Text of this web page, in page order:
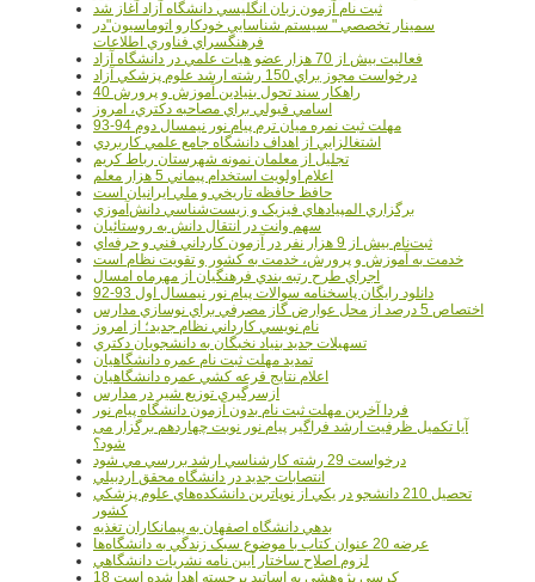
ثبت نام آزمون زبان انگليسي دانشگاه آزاد آغاز شد
سمينار تخصصي " سيستم شناسايي خودکارو اتوماسيون"در
فرهنگسراي فناوري اطلاعات
فعاليت بيش از 70 هزار عضو هيات علمي در دانشگاه آزاد
درخواست مجوز براي 150 رشته ارشد علوم پزشکي آزاد
40 راهکار سند تحول بنيادين آموزش و پرورش
اسامي قبولي براي مصاحبه دکتري، امروز
مهلت ثبت نمره میان ترم پیام نور نیمسال دوم 94-93
اشتغالزايي از اهداف دانشگاه جامع علمي کاربردي
تجليل از معلمان نمونه شهرستان رباط کريم
اعلام اولويت استخدام پيماني 5 هزار معلم
حافظ حافظه تاريخي و ملي ايرانيان است
برگزاري المپيادهاي فيزيک و زيست‌شناسي دانش‌آموزي
سهم وانت در انتقال دانش به روستائيان
ثبت‌نام بيش از 9 هزار نفر در آزمون کارداني فني و حرفه‌اي
خدمت به آموزش و پرورش، خدمت به کشور و تقويت نظام است
اجراي طرح رتبه بندي فرهنگيان از مهرماه امسال
دانلود رایگان پاسخنامه سوالات پیام نور نیمسال اول 93-92
اختصاص 5 درصد از محل عوارض گاز مصرفي براي نوسازي مدارس
نام نويسي کارداني نظام جديد؛ از امروز
تسهيلات جديد بنياد نخبگان به دانشجويان دکتري
تمديد مهلت ثبت نام عمره دانشگاهيان
اعلام نتايج قرعه کشي عمره دانشگاهيان
ازسرگيري توزيع شير در مدارس
فردا آخرین مهلت ثبت نام بدون آزمون دانشگاه پیام نور
آیا تکمیل ظرفیت ارشد فراگیر پیام نور نوبت چهاردهم برگزار می
شود؟
درخواست 29 رشته کارشناسي ارشد بررسي مي شود
انتصابات جديد در دانشگاه محقق اردبيلي
تحصيل 210 دانشجو در يکي از نوپاترين دانشکده‌هاي علوم پزشکي
کشور
بدهي دانشگاه اصفهان به پيمانکاران تغذيه
عرضه 20 عنوان کتاب با موضوع سبک زندگي به دانشگاه‌ها
لزوم اصلاح ساختار آيين نامه نشريات دانشگاهي
18 کرسي پژوهشي به اساتيد برجسته اهدا شده است